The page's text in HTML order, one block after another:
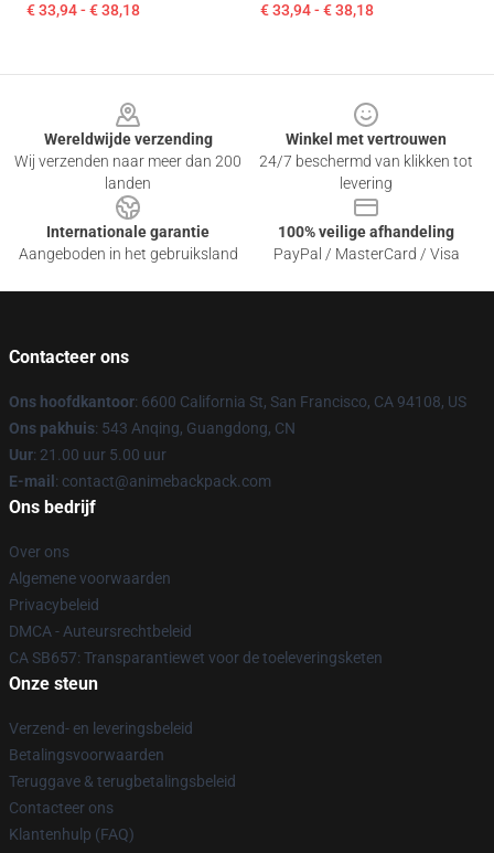
€ 33,94 - € 38,18 € 33,94 - € 38,18
Wereldwijde verzending
Wij verzenden naar meer dan 200
landen
Winkel met vertrouwen
24/7 beschermd van klikken tot
levering
Internationale garantie
Aangeboden in het gebruiksland
100% veilige afhandeling
PayPal / MasterCard / Visa
Contacteer ons
Ons hoofdkantoor: 6600 California St, San Francisco, CA 94108, US
Ons pakhuis: 543 Anqing, Guangdong, CN
Uur: 21.00 uur 5.00 uur
E-mail : contact@animebackpack.com
Ons bedrijf
Over ons
Algemene voorwaarden
Privacybeleid
DMCA - Auteursrechtbeleid
CA SB657: Transparantiewet voor de toeleveringsketen
Onze steun
Verzend- en leveringsbeleid
Betalingsvoorwaarden
Teruggave & terugbetalingsbeleid
Contacteer ons
Klantenhulp (FAQ)